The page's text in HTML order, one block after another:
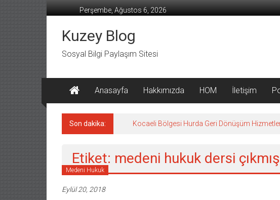
geç
Perşembe, Ağustos 6, 2026
Kuzey Blog
Sosyal Bilgi Paylaşım Sitesi
Anasayfa Hakkımızda HOM İletişim
Son dakika: Kocaeli Bölgesi Hurda Geri Dönüşüm
Etiket: medeni hukuk dersi
Medeni Hukuk
Eylül 20, 2018